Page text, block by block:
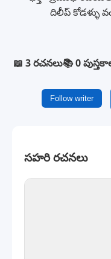
దిలీప్ కోడళ్ళు
📖 3 రచనలు📚 0
Follow writer
సహరి రచనలు